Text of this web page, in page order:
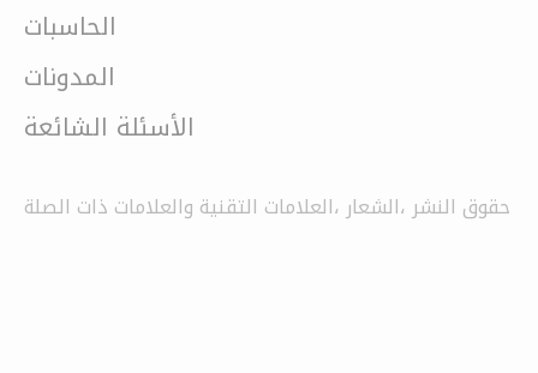
الحاسبات
المدونات
الأسئلة الشائعة
حقوق النشر ،الشعار ،العلامات التقنية والعلامات ذات الصلة